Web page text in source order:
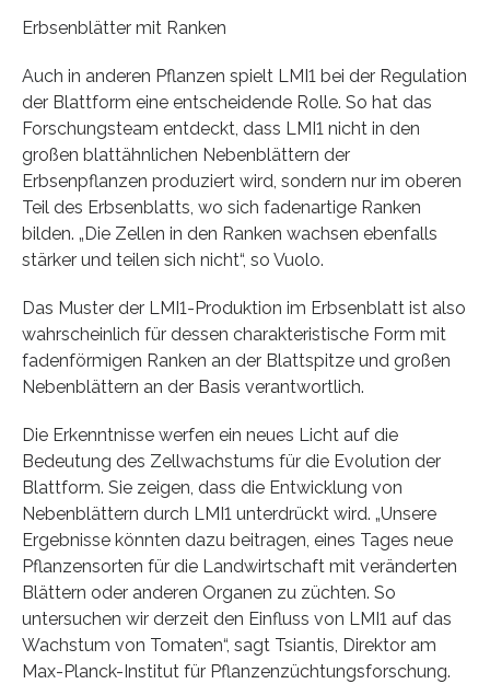
Erbsenblätter mit Ranken
Auch in anderen Pflanzen spielt LMI1 bei der Regulation
der Blattform eine entscheidende Rolle. So hat das
Forschungsteam entdeckt, dass LMI1 nicht in den
großen blattähnlichen Nebenblättern der
Erbsenpflanzen produziert wird, sondern nur im oberen
Teil des Erbsenblatts, wo sich fadenartige Ranken
bilden. „Die Zellen in den Ranken wachsen ebenfalls
stärker und teilen sich nicht“, so Vuolo.
Das Muster der LMI1-Produktion im Erbsenblatt ist also
wahrscheinlich für dessen charakteristische Form mit
fadenförmigen Ranken an der Blattspitze und großen
Nebenblättern an der Basis verantwortlich.
Die Erkenntnisse werfen ein neues Licht auf die
Bedeutung des Zellwachstums für die Evolution der
Blattform. Sie zeigen, dass die Entwicklung von
Nebenblättern durch LMI1 unterdrückt wird. „Unsere
Ergebnisse könnten dazu beitragen, eines Tages neue
Pflanzensorten für die Landwirtschaft mit veränderten
Blättern oder anderen Organen zu züchten. So
untersuchen wir derzeit den Einfluss von LMI1 auf das
Wachstum von Tomaten“, sagt Tsiantis, Direktor am
Max-Planck-Institut für Pflanzenzüchtungsforschung.